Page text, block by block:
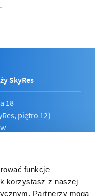
funkcje
korzystasz z naszej
Partnerzy mogą
SkyRes
18
piętro 12)